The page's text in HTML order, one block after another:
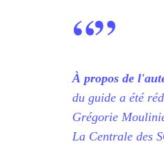
“”
À propos de
du guide a été
Grégorie
La Centrale des